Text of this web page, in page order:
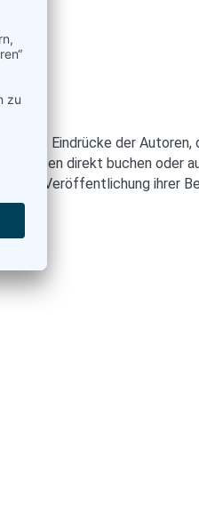
Eindrücke der Autoren,
direkt buchen oder
zur Veröffentlichung ihrer